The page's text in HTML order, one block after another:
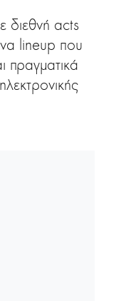
διεθνή acts
lineup που
πραγματικά